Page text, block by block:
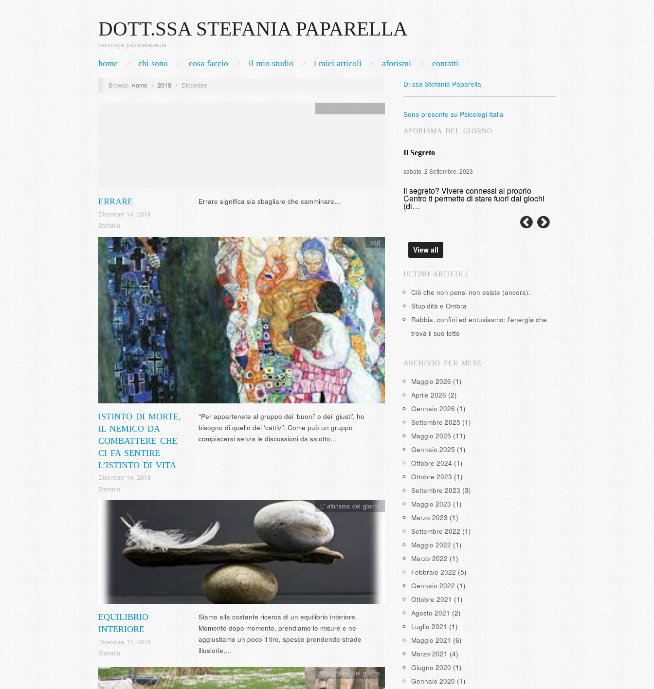
DOTT.SSA STEFANIA PAPARELLA
psicologa, psicoterapeuta
home chi sono cosa faccio il mio studio i miei articoli aforismi contatti
Browse: Home / 2018 / Dicembre
ERRARE
Dicembre 14, 2018
Stefania
Errare significa sia sbagliare che camminare…
ISTINTO DI MORTE,
IL NEMICO DA
COMBATTERE CHE
CI FA SENTIRE
L’ISTINTO DI VITA
Dicembre 14, 2018
Stefania
vari
“Per appartenete al gruppo dei ‘buoni’ o dei ‘giusti’, ho
bisogno di quello dei ‘cattivi’. Come può un gruppo
compiacersi senza le discussioni da salotto…
EQUILIBRIO
INTERIORE
Dicembre 14, 2018
Stefania
L' aforisma del giorno
Siamo alla costante ricerca di un equilibrio interiore.
Momento dopo momento, prendiamo le misure e ne
aggiustiamo un poco il tiro, spesso prendendo strade
illusiorie,…
L' aforisma del giorno
Dr.ssa Stefania Paparella
Sono presente su Psicologi Italia
AFORISMA DEL GIORNO
Il Segreto
sabato, 2 Settembre, 2023
Il segreto? Vivere connessi al proprio
Centro ti permette di stare fuori dai giochi
(di…
View all
ULTIMI ARTICOLI
Ciò che non pensi non esiste (ancora).
Stupidità e Ombra
Rabbia, confini ed entusiasmo: l’energia che
trova il suo letto
ARCHIVIO PER MESE
Maggio 2026 (1)
Aprile 2026 (2)
Gennaio 2026 (1)
Settembre 2025 (1)
Maggio 2025 (11)
Gennaio 2025 (1)
Ottobre 2024 (1)
Ottobre 2023 (1)
Settembre 2023 (3)
Maggio 2023 (1)
Marzo 2023 (1)
Settembre 2022 (1)
Maggio 2022 (1)
Marzo 2022 (1)
Febbraio 2022 (5)
Gennaio 2022 (1)
Ottobre 2021 (1)
Agosto 2021 (2)
Luglio 2021 (1)
Maggio 2021 (6)
Marzo 2021 (4)
Giugno 2020 (1)
Gennaio 2020 (1)